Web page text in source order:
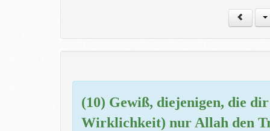
(10) Gewiß, diejenigen, die
Wirklichkeit) nur Allah den